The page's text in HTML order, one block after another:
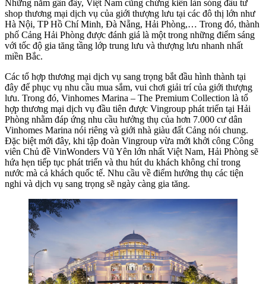
Những năm gần đây, Việt Nam cũng chứng kiến làn sóng đầu tư
shop thương mại dịch vụ của giới thượng lưu tại các đô thị lớn như
Hà Nội, TP Hồ Chí Minh, Đà Nẵng, Hải Phòng,… Trong đó, thành
phố Cảng Hải Phòng được đánh giá là một trong những điểm sáng
với tốc độ gia tăng tầng lớp trung lưu và thượng lưu nhanh nhất
miền Bắc.
Các tổ hợp thương mại dịch vụ sang trọng bắt đầu hình thành tại
đây để phục vụ nhu cầu mua sắm, vui chơi giải trí của giới thượng
lưu. Trong đó, Vinhomes Marina – The Premium Collection là tổ
hợp thương mại dịch vụ đầu tiên được Vingroup phát triển tại Hải
Phòng nhằm đáp ứng nhu cầu hưởng thụ của hơn 7.000 cư dân
Vinhomes Marina nói riêng và giới nhà giàu đất Cảng nói chung.
Đặc biệt mới đây, khi tập đoàn Vingroup vừa mới khởi công Công
viên Chủ đề VinWonders Vũ Yên lớn nhất Việt Nam, Hải Phòng sẽ
hứa hẹn tiếp tục phát triển và thu hút du khách không chỉ trong
nước mà cả khách quốc tế. Nhu cầu về điểm hưởng thụ các tiện
nghi và dịch vụ sang trọng sẽ ngày càng gia tăng.